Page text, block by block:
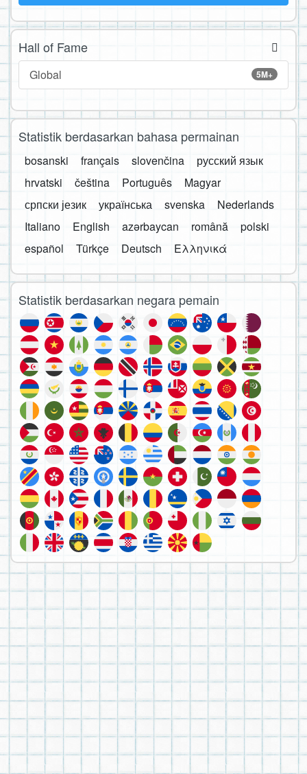
Hall of Fame
5M+
Global
Statistik berdasarkan bahasa permainan
bosanski français slovenčina
русский язык
hrvatski
čeština Português
Magyar
српски језик
українська svenska
Nederlands
Italiano
English azərbaycan română
polski
español
Türkçe Deutsch Ελληνικά
Statistik berdasarkan negara pemain